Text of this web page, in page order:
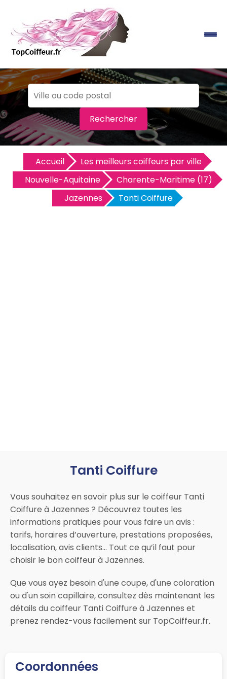
Rechercher
Accueil
Les meilleurs coiffeurs par ville
Nouvelle-Aquitaine
Charente-Maritime (17)
Jazennes
Tanti Coiffure
Tanti Coiffure
Vous souhaitez en savoir plus sur le coiffeur Tanti
Coiffure à Jazennes ? Découvrez toutes les
informations pratiques pour vous faire un avis :
tarifs, horaires d’ouverture, prestations proposées,
localisation, avis clients… Tout ce qu’il faut pour
choisir le bon coiffeur à Jazennes.
Que vous ayez besoin d'une coupe, d'une coloration
ou d'un soin capillaire, consultez dès maintenant les
détails du coiffeur Tanti Coiffure à Jazennes et
prenez rendez-vous facilement sur TopCoiffeur.fr.
Coordonnées